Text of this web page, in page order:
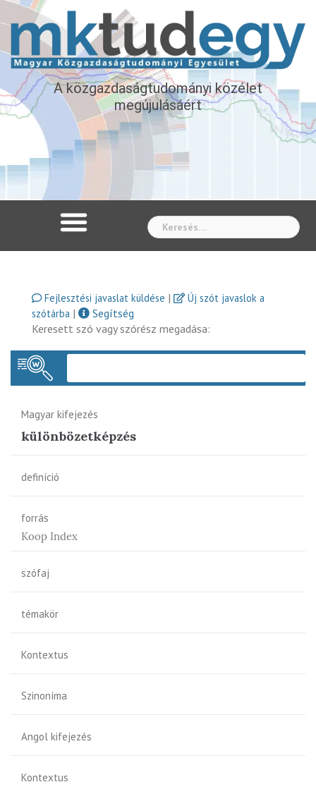
A közgazdaságtudományi közélet
megújulásáért
Fejlesztési javaslat küldése |
Új szót javaslok a
szótárba |
Segítség
Keresett szó vagy szórész megadása:
Magyar kifejezés
különbözetképzés
definíció
forrás
Koop Index
szófaj
témakör
Kontextus
Szinoníma
Angol kifejezés
Kontextus